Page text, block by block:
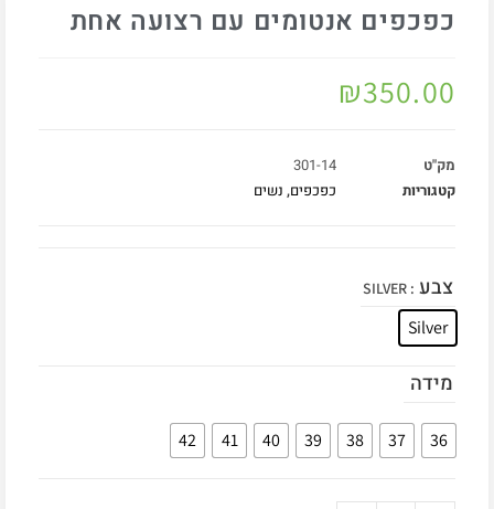
כפכפים אנטומים עם רצועה אחת
₪350.00
מק"ט
301-14
קטגוריות
כפכפים, נשים
צבע : SILVER
Silver
מידה
36
37
38
39
40
41
42